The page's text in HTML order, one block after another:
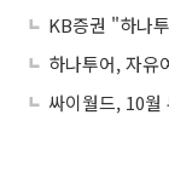
KB증권 "하나